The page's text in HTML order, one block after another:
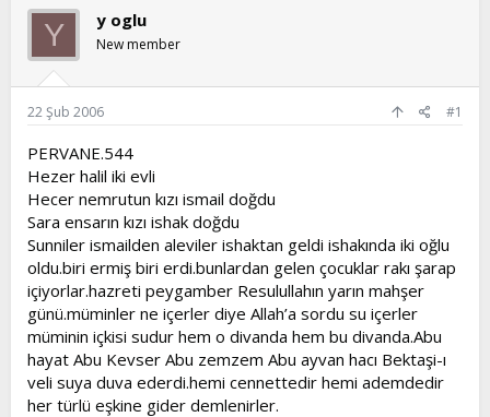
b
u
u
b
a
l
t
a
n
a
n
ı
a
r
i
h
i
Y y oglu
New member
22 Şub 2006 #1
PERVANE.544
Hezer halil iki evli
Hecer nemrutun kızı ismail doğdu
Sara ensarın kızı ishak doğdu
Sunniler ismailden aleviler ishaktan geldi ishakında iki oğlu
oldu.biri ermiş biri erdi.bunlardan gelen çocuklar rakı şarap
içiyorlar.hazreti peygamber Resulullahın yarın mahşer
günü.müminler ne içerler diye Allah’a sordu su içerler
müminin içkisi sudur hem o divanda hem bu divanda.Abu
hayat Abu Kevser Abu zemzem Abu ayvan hacı Bektaşi-ı
veli suya duva ederdi.hemi cennettedir hemi ademdedir
her türlü eşkine gider demlenirler.